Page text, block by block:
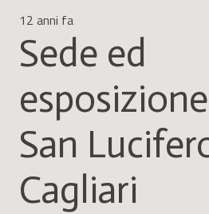
12 anni fa
Sede ed
San
Cagliari